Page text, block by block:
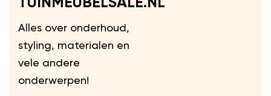
TUINMEUBELSALE.NL
Alles over onderhoud,
styling, materialen en
vele andere
onderwerpen!